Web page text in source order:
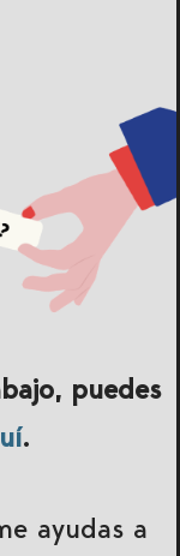
puedes
.
ayudas a